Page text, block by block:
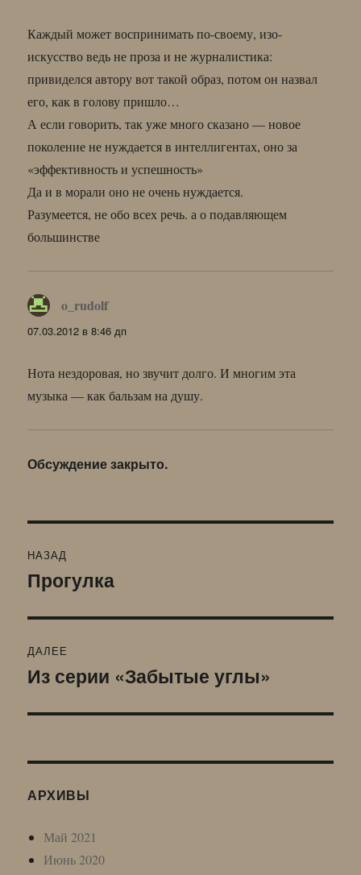
Каждый может воспринимать по-своему, изо-
искусство ведь не проза и не журналистика:
привиделся автору вот такой образ, потом он назвал
его, как в голову пришло…
А если говорить, так уже много сказано — новое
поколение не нуждается в интеллигентах, оно за
«эффективность и успешность»
Да и в морали оно не очень нуждается.
Разумеется, не обо всех речь. а о подавляющем
большинстве
o_rudolf:
07.03.2012 в 8:46 дп
Нота нездоровая, но звучит долго. И многим эта
музыка — как бальзам на душу.
Обсуждение закрыто.
по
НАЗАД
Предыдущая
Прогулка
ДАЛЕЕ
Следующая
Из серии «Забытые углы»
АРХИВЫ
Май 2021
Июнь 2020